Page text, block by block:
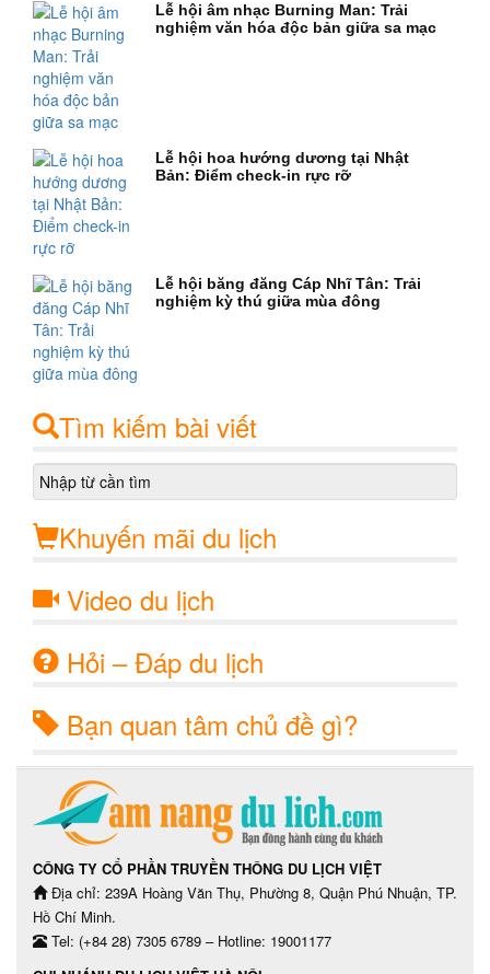
Lễ hội âm nhạc Burning Man: Trải
nghiệm văn hóa độc bản giữa sa mạc
Lễ hội hoa hướng dương tại Nhật
Bản: Điểm check-in rực rỡ
Lễ hội băng đăng Cáp Nhĩ Tân: Trải
nghiệm kỳ thú giữa mùa đông
Tìm kiếm bài viết
Khuyến mãi du lịch
Video du lịch
Hỏi – Đáp du lịch
Bạn quan tâm chủ đề gì?
CÔNG TY CỔ PHẦN TRUYỀN THÔNG DU LỊCH VIỆT
Địa chỉ: 239A Hoàng Văn Thụ, Phường 8, Quận Phú Nhuận, TP.
Hồ Chí Minh.
Tel: (+84 28) 7305 6789 – Hotline: 19001177